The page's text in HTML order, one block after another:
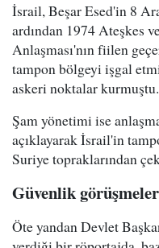
İsrail, Beşar Esed'in 8
ardından 1974 Ateşkes
Anlaşması'nın fiilen
tampon bölgeyi işgal
askeri noktalar kurmuştu.
Şam yönetimi ise
açıklayarak İsrail'in
Suriye topraklarından
Güvenlik
Öte yandan Devlet